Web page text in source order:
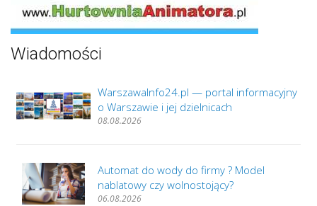
Wiadomości
WarszawaInfo24.pl — portal informacyjny
o Warszawie i jej dzielnicach
08.08.2026
Automat do wody do firmy ? Model
nablatowy czy wolnostojący?
06.08.2026